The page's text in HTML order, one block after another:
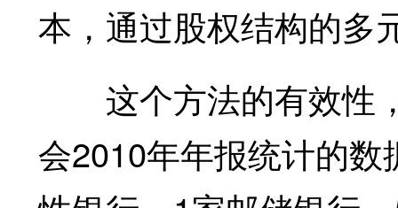
本，通过股权结构的多
这个方法的有效性
会2010年年报统计的